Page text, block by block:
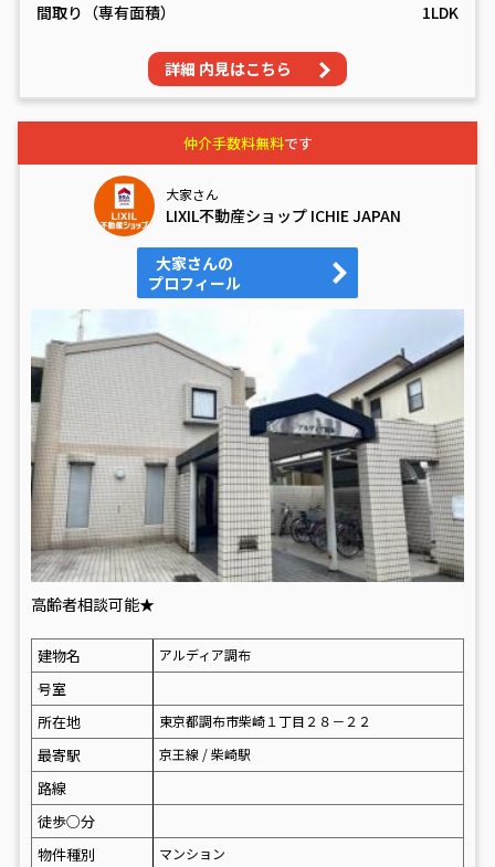
間取り（専有面積）
1LDK
詳細 内見はこちら
仲介手数料無料です
大家さん
LIXIL不動産ショップ ICHIE JAPAN
大家さんの
プロフィール
高齢者相談可能★
建物名 アルディア調布
号室
所在地
東京都調布市柴崎１丁目２８－２２
最寄駅 京王線 / 柴崎駅
路線
徒歩○分
物件種別
マンション